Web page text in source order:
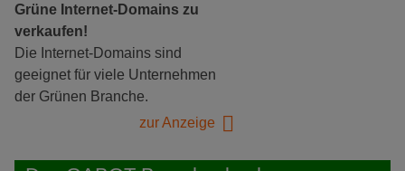
Grüne Internet-Domains zu
verkaufen!
Die Internet-Domains sind
geeignet für viele Unternehmen
der Grünen Branche.
zur Anzeige